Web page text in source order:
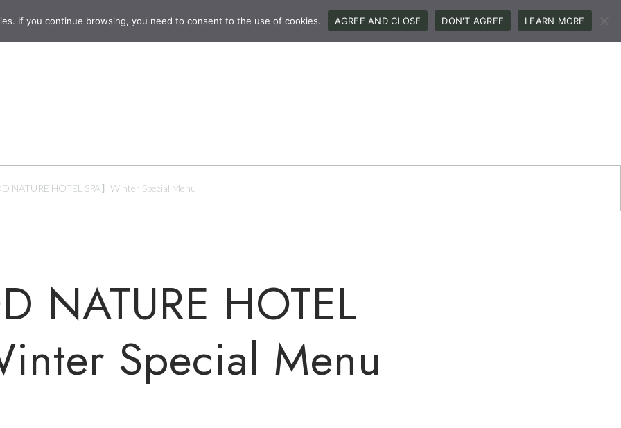
NATURE HOTEL SPA】Winter Special Menu
NATURE HOTEL
Special Menu
If you continue browsing, you need to consent to the use of cookies. AGREE AND CLOSE DON'T AGREE LEARN MORE